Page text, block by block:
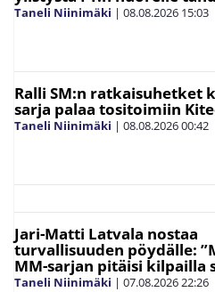
Taneli Niinimäki | 08.08.2026 15:03
Ralli SM:n ratkaisuhetket
sarja palaa tositoimiin
Taneli Niinimäki | 08.08.202600:42
Jari-Matti Latvala nostaa
turvallisuuden pöydälle:
MM-sarjan pitäisi kilpailla
Taneli Niinimäki | 07.08.202622:26